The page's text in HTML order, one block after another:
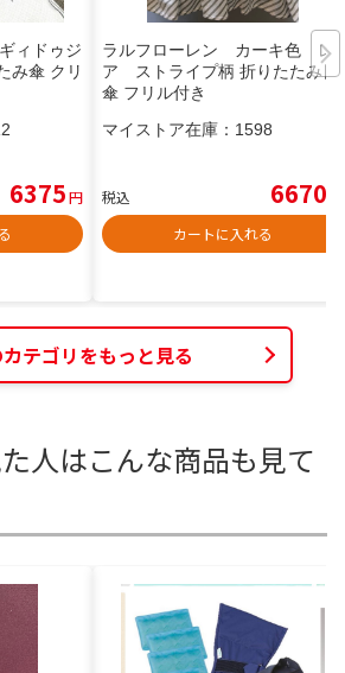
ィドゥジ
み傘 クリ
6375円
ラルフローレン カーキ色 レ
ア ストライプ柄 折りたたみ日
傘 フリル付き
マイストア在庫： 1598
税込 6670
カートに入れる
テゴリをもっと見る
人はこんな商品も見て